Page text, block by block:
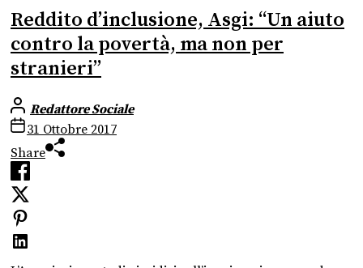
Reddito d’inclusione, Asgi: “Un aiuto
contro la povertà, ma non per
stranieri”
Redattore Sociale
31 Ottobre 2017
Share